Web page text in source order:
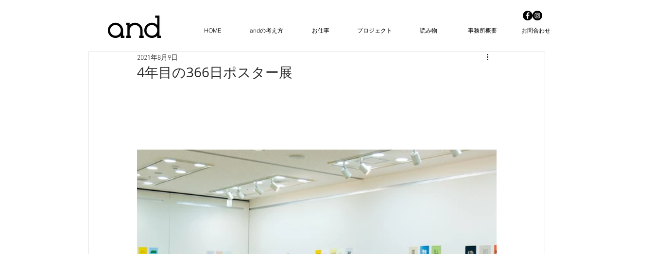
HOME andの考え方 お仕事 プロジェクト 読み物 事務所概要 お問合わせ
4年目の366日ポスター展
2021年8月9日